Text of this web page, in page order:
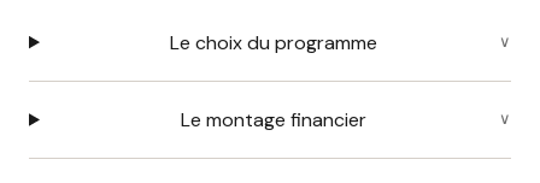
Le choix du programme
Le montage financier